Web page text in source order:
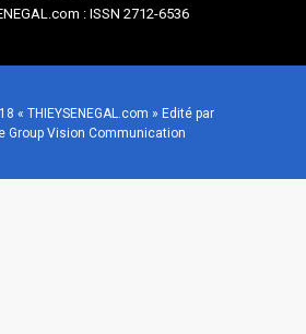
: ISSN 2712-6536
« THIEYSENEGAL.com » Edité par
Group Vision Communication